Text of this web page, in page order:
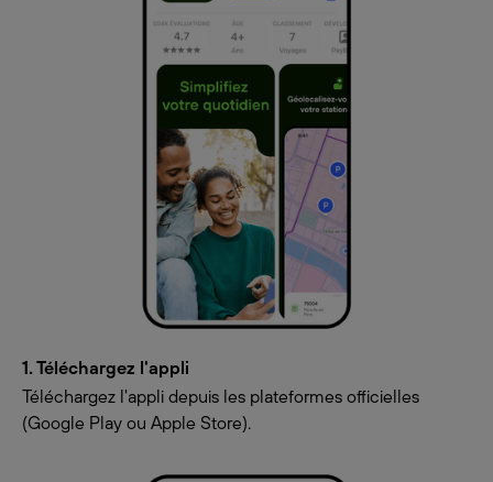
1. Téléchargez l'appli
Téléchargez l'appli depuis les plateformes officielles
(Google Play ou Apple Store).